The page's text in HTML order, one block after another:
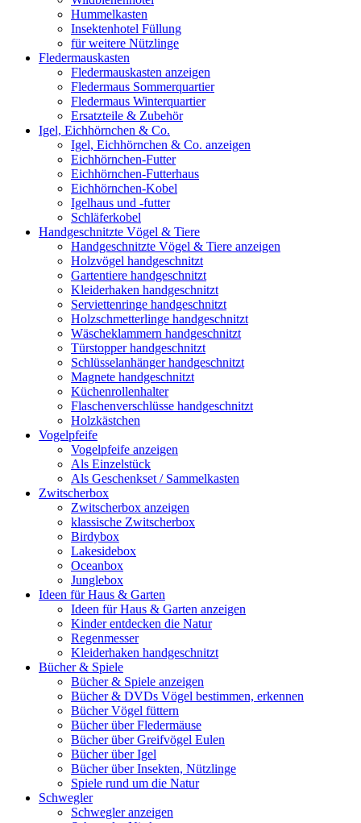
Hummelkasten
Insektenhotel Füllung
für weitere Nützlinge
Fledermauskasten
Fledermauskasten anzeigen
Fledermaus Sommerquartier
Fledermaus Winterquartier
Ersatzteile & Zubehör
Igel, Eichhörnchen & Co.
Igel, Eichhörnchen & Co. anzeigen
Eichhörnchen-Futter
Eichhörnchen-Futterhaus
Eichhörnchen-Kobel
Igelhaus und -futter
Schläferkobel
Handgeschnitzte Vögel & Tiere
Handgeschnitzte Vögel & Tiere anzeigen
Holzvögel handgeschnitzt
Gartentiere handgeschnitzt
Kleiderhaken handgeschnitzt
Serviettenringe handgeschnitzt
Holzschmetterlinge handgeschnitzt
Wäscheklammern handgeschnitzt
Türstopper handgeschnitzt
Schlüsselanhänger handgeschnitzt
Magnete handgeschnitzt
Küchenrollenhalter
Flaschenverschlüsse handgeschnitzt
Holzkästchen
Vogelpfeife
Vogelpfeife anzeigen
Als Einzelstück
Als Geschenkset / Sammelkasten
Zwitscherbox
Zwitscherbox anzeigen
klassische Zwitscherbox
Birdybox
Lakesidebox
Oceanbox
Junglebox
Ideen für Haus & Garten
Ideen für Haus & Garten anzeigen
Kinder entdecken die Natur
Regenmesser
Kleiderhaken handgeschnitzt
Bücher & Spiele
Bücher & Spiele anzeigen
Bücher & DVDs Vögel bestimmen, erkennen
Bücher Vögel füttern
Bücher über Fledermäuse
Bücher über Greifvögel Eulen
Bücher über Igel
Bücher über Insekten, Nützlinge
Spiele rund um die Natur
Schwegler
Schwegler anzeigen